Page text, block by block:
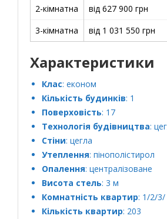
2-кімнатна
від 627 900 грн
3-кімнатна
від 1 031 550 грн
Характеристики
Клас: економ
Кількість будинків: 1
Поверховість: 17
Технологія будівництва:
Стіни: цегла
Утеплення: пінополістирол
Опалення: централізоване
Висота стель: 3 м
Комнатність квартир: 1/2/3/
Кількість квартир: 203